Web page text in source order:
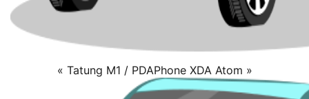
« Tatung M1 / PDAPhone XDA Atom »